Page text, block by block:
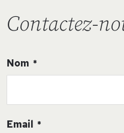
Contactez-
Nom
Email